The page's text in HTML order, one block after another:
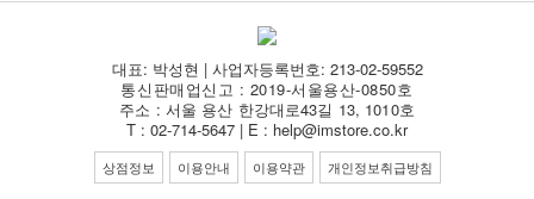
대표: 박성현 | 사업자등록번호: 213-02-59552
통신판매업신고 : 2019-서울용산-0850호
주소 : 서울 용산 한강대로43길 13, 1010호
T : 02-714-5647 | E : help@imstore.co.kr
상점정보 이용안내 이용약관 개인정보취급방침